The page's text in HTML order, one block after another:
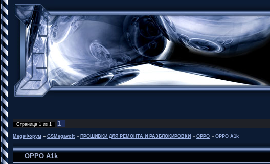
Страница 1 из 1 1
MegaФорум » GSMegavolt » ПРОШИВКИ ДЛЯ РЕМОНТА И РАЗБЛОКИРОВКИ » OPPO » OPPO A1k
OPPO A1k